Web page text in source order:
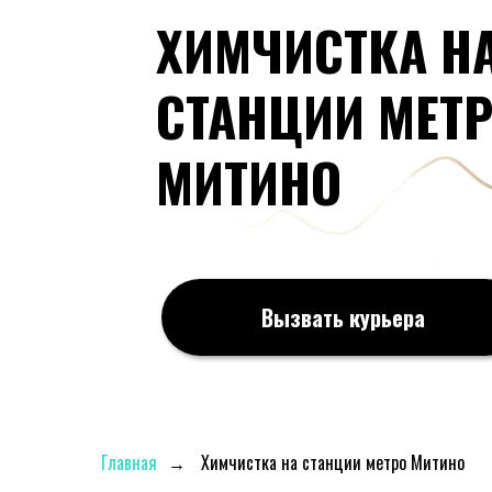
Вызвать курьера
ХИМЧИСТКА
СТАНЦИИ
МИТИНО
Главная → Химчистка на станции метро Митино